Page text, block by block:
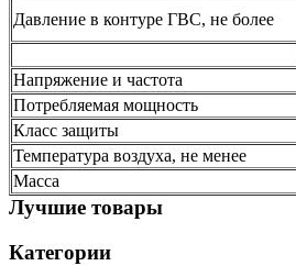
Давление в контуре ГВС, не более
Напряжение и частота
Потребляемая мощность
Класс защиты
Температура воздуха, не менее
Масса
Лучшие товары
Категории